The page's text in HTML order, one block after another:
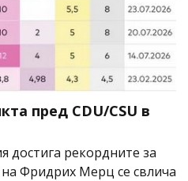
пред CDU/CSU в
достига рекордните за
Фридрих Мерц се свлича